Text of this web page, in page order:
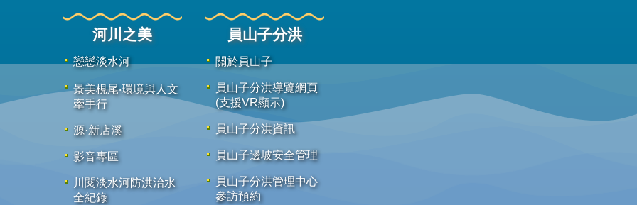
河川之美
戀戀淡水河
景美梘尾‧環境與人文
牽手行
源·新店溪
影音專區
川閱淡水河防洪治水
全紀錄
員山子分洪
關於員山子
員山子分洪導覽網頁
(支援VR顯示)
員山子分洪資訊
員山子邊坡安全管理
員山子分洪管理中心
參訪預約